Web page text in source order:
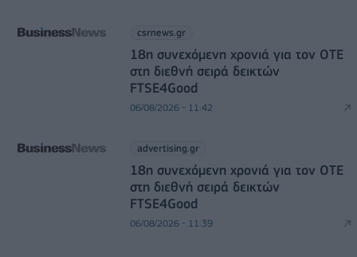
csrnews.gr
18η συνεχόμενη χρονιά για τον ΟΤΕ
στη διεθνή σειρά δεικτών
FTSE4Good
06/08/2026 - 11:42
advertising.gr
18η συνεχόμενη χρονιά για τον ΟΤΕ
στη διεθνή σειρά δεικτών
FTSE4Good
06/08/2026 - 11:39